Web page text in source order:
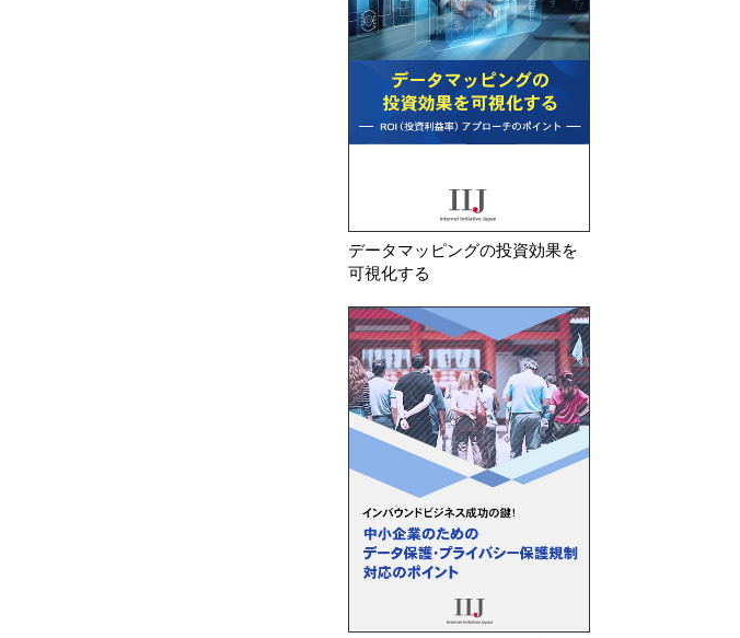
データマッピングの投資効果を
可視化する